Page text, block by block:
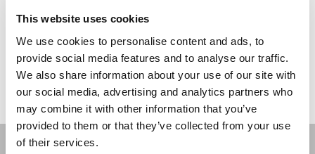
This website uses cookies
We use cookies to personalise content and ads, to
provide social media features and to analyse our traffic.
We also share information about your use of our site with
our social media, advertising and analytics partners who
may combine it with other information that you’ve
provided to them or that they’ve collected from your use
of their services.
ARIA CONDIZIONATA
CABINE